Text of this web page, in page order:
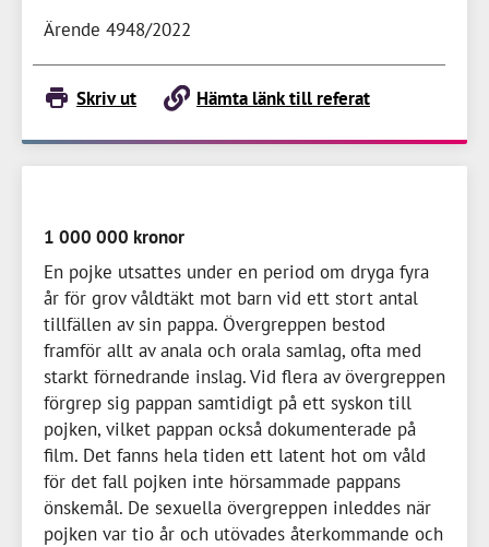
Ärende 4948/2022
Skriv ut Hämta länk till referat
1 000 000 kronor
En pojke utsattes under en period om dryga fyra
år för grov våldtäkt mot barn vid ett stort antal
tillfällen av sin pappa. Övergreppen bestod
framför allt av anala och orala samlag, ofta med
starkt förnedrande inslag. Vid flera av övergreppen
förgrep sig pappan samtidigt på ett syskon till
pojken, vilket pappan också dokumenterade på
film. Det fanns hela tiden ett latent hot om våld
för det fall pojken inte hörsammade pappans
önskemål. De sexuella övergreppen inleddes när
pojken var tio år och utövades återkommande och